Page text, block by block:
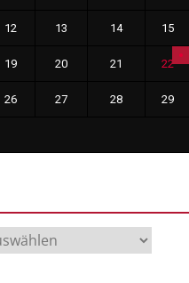
12 13 14 15
19 20 21 22
26 27 28 29